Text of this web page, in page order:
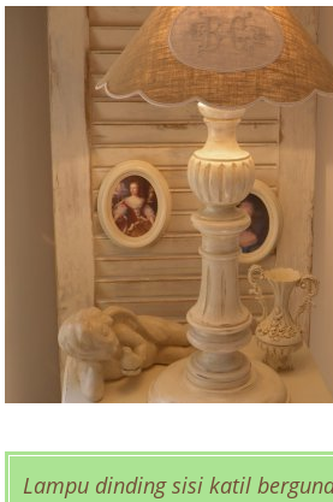
Lampu dinding sisi katil